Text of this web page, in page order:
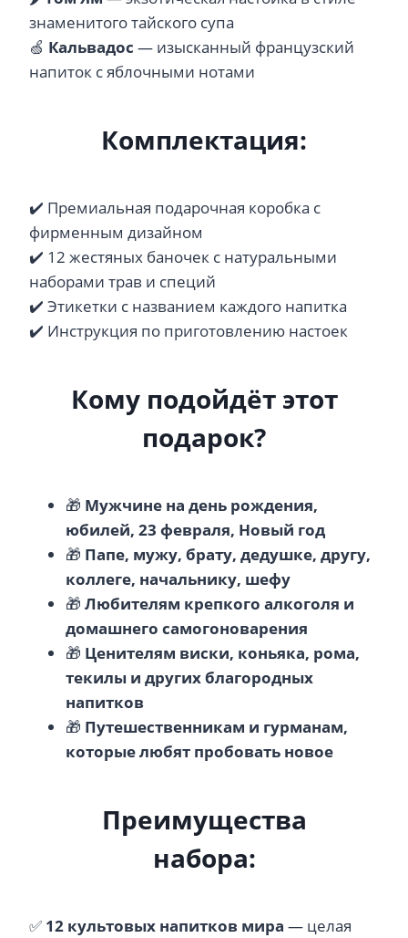
знаменитого тайского супа
🍏 Кальвадос — изысканный французский
напиток с яблочными нотами
Комплектация:
✔️ Премиальная подарочная коробка с
фирменным дизайном
✔️ 12 жестяных баночек с натуральными
наборами трав и специй
✔️ Этикетки с названием каждого напитка
✔️ Инструкция по приготовлению настоек
Кому подойдёт этот
подарок?
🎁 Мужчине на день рождения,
юбилей, 23 февраля, Новый год
🎁 Папе, мужу, брату, дедушке, другу,
коллеге, начальнику, шефу
🎁 Любителям крепкого алкоголя и
домашнего самогоноварения
🎁 Ценителям виски, коньяка, рома,
текилы и других благородных
напитков
🎁 Путешественникам и гурманам,
которые любят пробовать новое
Преимущества
набора:
✅ 12 культовых напитков мира — целая